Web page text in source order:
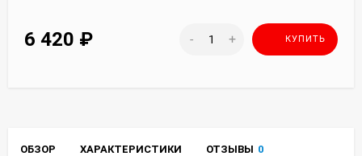
6 420 ₽ - + КУПИТЬ
ОБЗОР ХАРАКТЕРИСТИКИ ОТЗЫВЫ 0